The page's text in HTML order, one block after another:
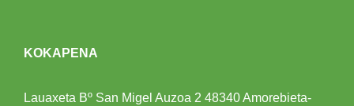
KOKAPENA
Lauaxeta Bº San Migel Auzoa 2 48340 Amorebieta-